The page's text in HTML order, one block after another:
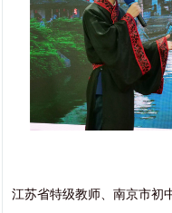
江苏省特级教师、南京市初